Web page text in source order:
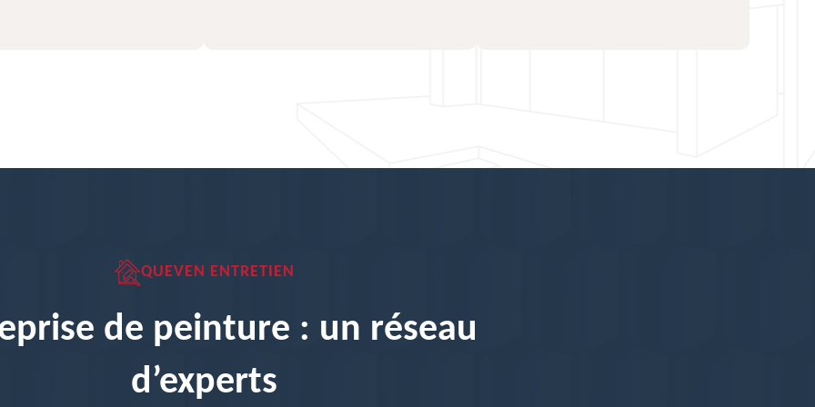
QUEVEN ENTRETIEN
de peinture : un réseau
d’experts